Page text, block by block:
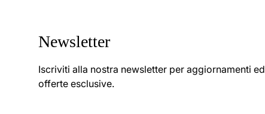
Newsletter
Iscriviti alla nostra newsletter per aggiornamenti ed
offerte esclusive.